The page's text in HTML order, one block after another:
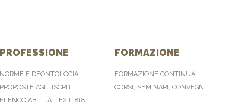
PROFESSIONE
NORME E DEONTOLOGIA
PROPOSTE AGLI ISCRITTI
ELENCO ABILITATI EX L.818
FORMAZIONE
FORMAZIONE CONTINUA
CORSI, SEMINARI, CONVEGNI